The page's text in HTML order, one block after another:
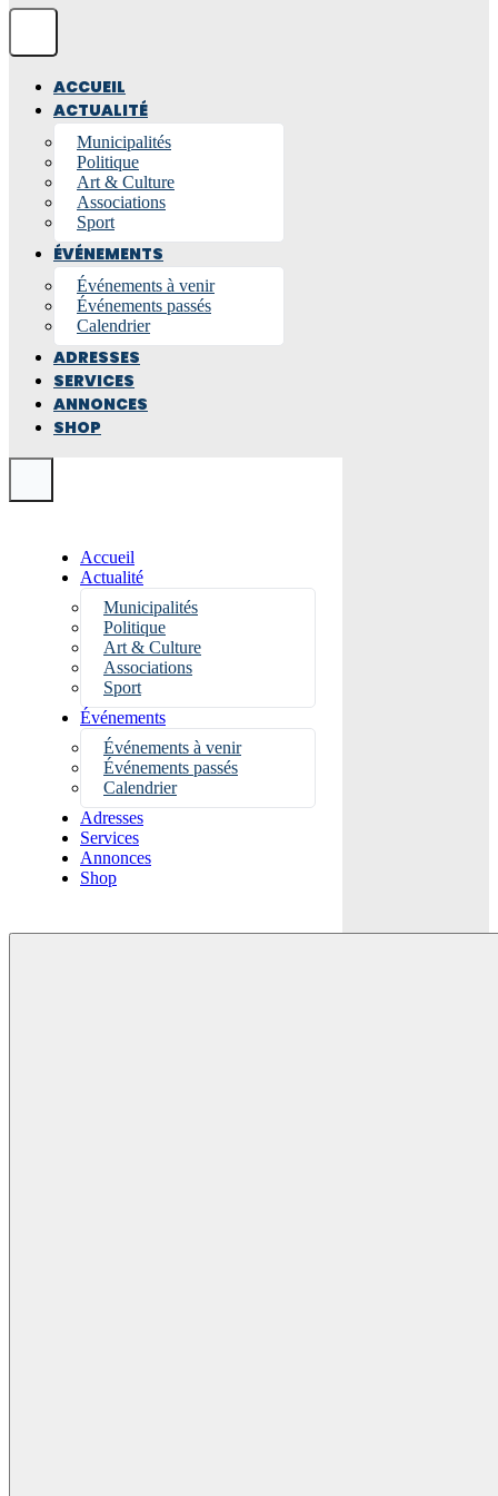
ACCUEIL
ACTUALITÉ
Municipalités
Politique
Art & Culture
Associations
Sport
ÉVÉNEMENTS
Événements à venir
Événements passés
Calendrier
ADRESSES
SERVICES
ANNONCES
SHOP
Accueil
Actualité
Municipalités
Politique
Art & Culture
Associations
Sport
Événements
Événements à venir
Événements passés
Calendrier
Adresses
Services
Annonces
Shop